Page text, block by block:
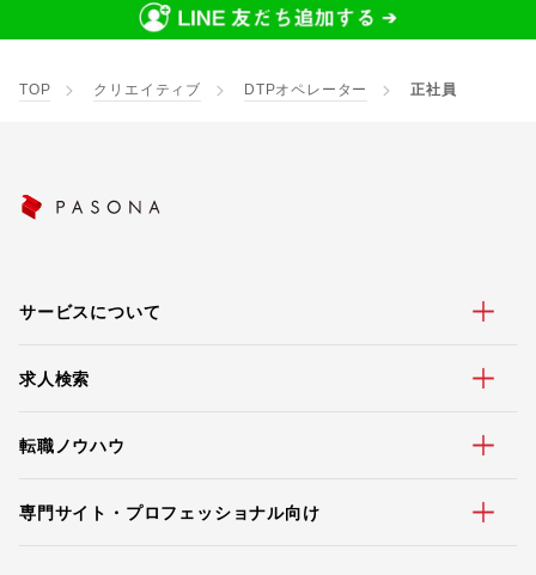
TOP クリエイティブ DTPオペレーター 正社員
サービスについて
求人検索
転職ノウハウ
専門サイト・プロフェッショナル向け